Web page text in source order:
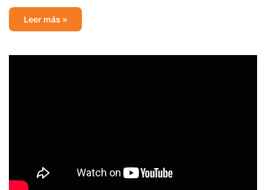
Leer más »